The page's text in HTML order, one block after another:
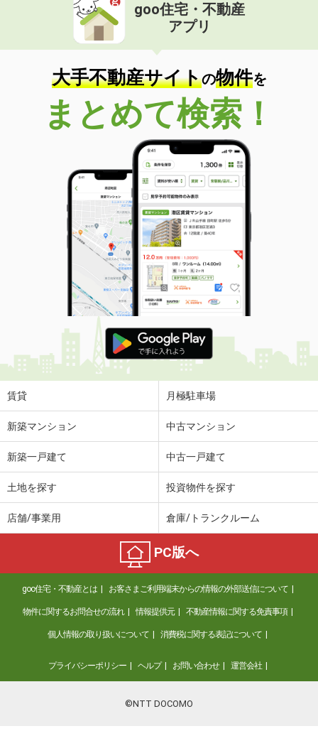
goo住宅・不動産
アプリ
大手不動産サイトの物件を
まとめて検索！
賃貸 月極駐車場
新築マンション 中古マンション
新築一戸建て 中古一戸建て
土地を探す 投資物件を探す
店舗/事業用 倉庫/トランクルーム
PC版へ
goo住宅・不動産とは お客さまご利用端末からの情報の外部送信について
物件に関するお問合せの流れ 情報提供元 不動産情報に関する免責事項
個人情報の取り扱いについて 消費税に関する表記について
プライバシーポリシー ヘルプ お問い合わせ 運営会社
©NTT DOCOMO